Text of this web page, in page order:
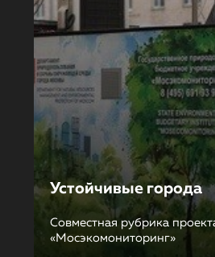
Устойчивые города
Совместная рубрика
«Мосэкомониторинг»